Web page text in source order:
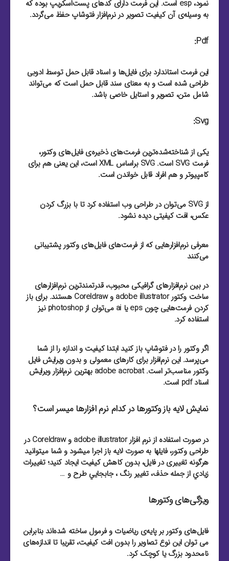
نمود، esp است. این فرمت دارای کد‌های پست‌اسکریپ بوده که
به وسیله‌ی آن کیفیت تصویر در نرم‌افزار فتوشاپ حفظ می‌گردد.
Pdf:
این فرمت استاندارد برای فایل‌‌ها و اسناد قابل حمل توسط ادوبی
طراحی شده است و به معنای سند قابل حمل است که می‌تواند
شامل متن، تصویر و استایل خاصی باشد.
Svg:
یکی از شناخته‌شده‌ترین فرمت‌های ذخیره‌ی فایل‌های وکتور،
فرمت SVG است. SVG براساس XML است، این یعنی هم برای
کامپیوتر و هم افراد قابل خواندن است.
از SVG می‌توان در طراحی وب استفاده کرد تا با بزرگ کردن
عکس، افت کیفیتی دیده نشود.
معرفی نرم‌افزارهایی که از فرمت‌های فایل‌های وکتور پشتیبانی
می‌کنند
در بین نرم‌افزارهای گرافیکی محبوب، قدرتمند‌ترین نرم‌افزارهای
ساخت وکتور adobe illustrator و Coreldraw هستند. برای باز
کردن فرمت‌هایی چون eps یا ai می‌توان از photoshop نیز
استفاده کرد.
اگر وکتور را در فتوشاپ باز کنید ابتدا کیفیت و اندازه را از شما
می‌پرسد. این نرم‌افزار برای کارهای معمولی و بدون ویرایش فایل
وکتور مناسب‌تر است. adobe acrobat بهترین نرم‌افزار ویرایش
اسناد pdf است.
نمایش لایه باز وکتورها در کدام نرم افزارها میسر است؟
در صورت استفاده از نرم افزار adobe illustrator و Coreldraw در
طراحی وکتور، فایلها به صورت لایه باز اجرا میشود و شما میتوانید
هرگونه تغییری در فایل، بدون کاهش کیفیت ایجاد کنید؛ تغييرات
زيادي از جمله حذف، تغيير رنگ ، جابجايي طرح و …
ویژگی‌های وکتورها
فایل‌های وکتور بر پایه‌ی ریاضیات و فرمول ساخته شده‌اند بنابرابن
می توان این نوع تصاویر را بدون افت کیفیت، تقریبا تا اندازه‌های
نامحدود بزرگ یا کوچک کرد.